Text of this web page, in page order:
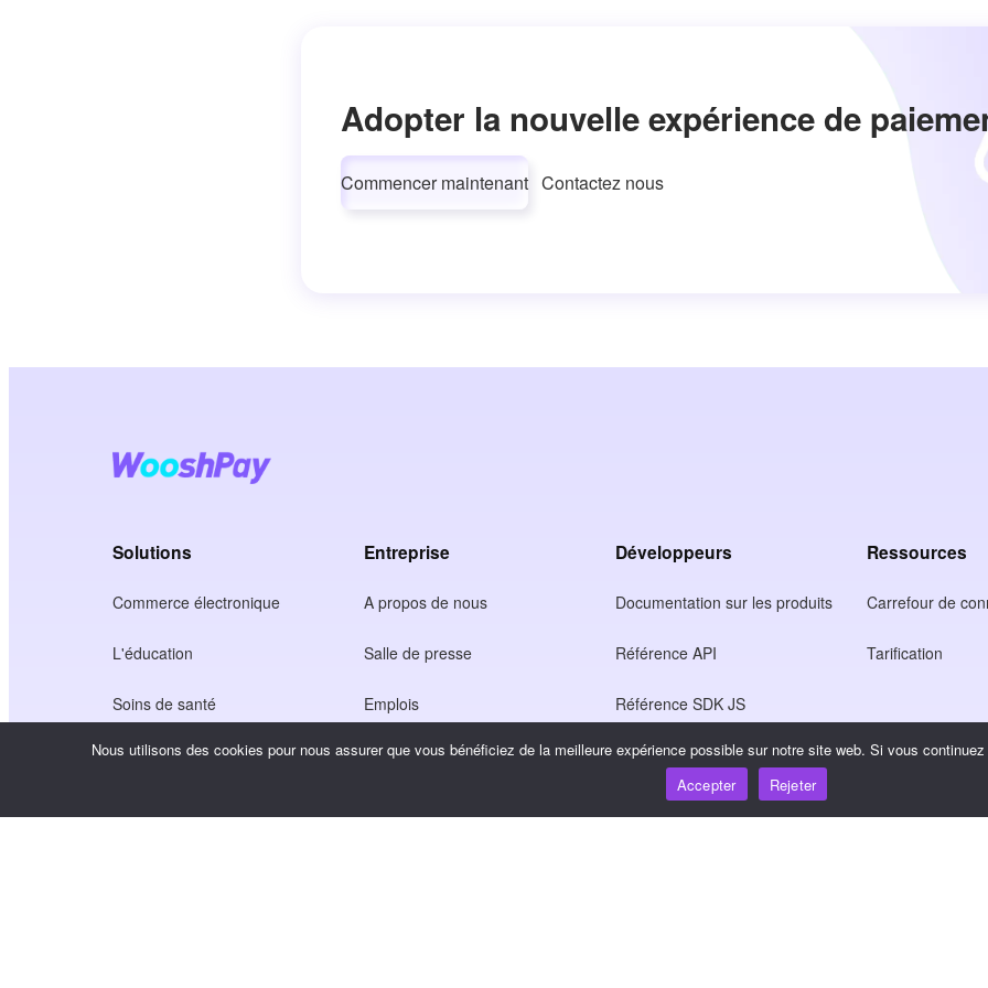
Adopter la nouvelle expérience de
Commencer maintenant Contactez nous
Solutions
Commerce électronique
L'éducation
Soins de santé
Économie des créateurs
Entreprise
A propos de nous
Salle de presse
Emplois
Conditions d'utilisation
Développeurs
Documentation sur les produits
Référence API
Référence SDK JS
Ressources
Carrefour de
Tarification
Nous utilisons des cookies pour nous assurer que vous bénéficiez de la meilleure expérience possible sur notre site web. Si vous
Accepter
Rejeter